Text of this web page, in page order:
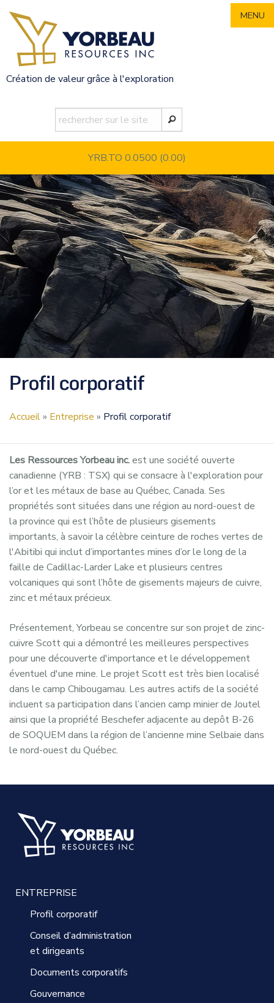
content
Création de valeur grâce à l'exploration
YRB.TO 0.0500 (0.00)
MENU
Profil corporatif
Accueil» Entreprise » Profil corporatif
Les Ressources Yorbeau inc.est une société ouverte
canadienne (YRB : TSX) qui se consacre à l'exploration pour
l’or et les métaux de base au Québec, Canada. Ses
propriétés sont situées dans une région au nord-ouest de
la province qui est l’hôte de plusieurs gisements
importants, à savoir la célèbre ceinture de roches vertes de
l'Abitibi qui inclut d’importantes mines d’or le long de la
faille de Cadillac-Larder Lake et plusieurs centres
volcaniques qui sont l’hôte de gisements majeurs de cuivre,
zinc et métaux précieux.
Présentement, Yorbeau se concentre sur son projet de zinc-
cuivre Scott qui a démontré les meilleures perspectives
pour une découverte d'importance et le développement
éventuel d'une mine. Le projet Scott est très bien localisé
dans le camp Chibougamau. Les autres actifs de la société
incluent sa participation dans l’ancien camp minier de Joutel
ainsi que la propriété Beschefer adjacente au depôt B-26
de SOQUEM dans la région de l’ancienne mine Selbaie dans
le nord-ouest du Québec.
ENTREPRISE
Profil corporatif
Conseil d’administration
et dirigeants
Documents corporatifs
Gouvernance